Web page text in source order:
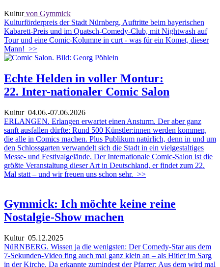
Kulturvon Gymmick
Kulturförderpreis der Stadt Nürnberg, Auftritte beim bayerischen
Kabarett-Preis und im Quatsch-Comedy-Club, mit Nightwash auf
Tour und eine Comic-Kolumne in curt - was für ein Komet, dieser
Mann! >>
Echte Helden in voller Montur:
22. Inter-nationaler Comic Salon
Kultur04.06.-07.06.2026
ERLANGEN. Erlangen erwartet einen Ansturm. Der aber ganz
sanft ausfallen dürfte: Rund 500 Künstler:innen werden kommen,
die alle in Comics machen. Plus Publikum natürlich, denn in und um
den Schlossgarten verwandelt sich die Stadt in ein vielgestaltiges
Messe- und Festivalgelände. Der Internationale Comic-Salon ist die
größte Veranstaltung dieser Art in Deutschland, er findet zum 22.
Mal statt – und wir freuen uns schon sehr. >>
Gymmick: Ich möchte keine reine
Nostalgie-Show machen
Kultur05.12.2025
NüRNBERG. Wissen ja die wenigsten: Der Comedy-Star aus dem
7-Sekunden-Video fing auch mal ganz klein an – als Hitler im Sarg
in der Kirche. Da erkannte zumindest der Pfarrer: Aus dem wird mal